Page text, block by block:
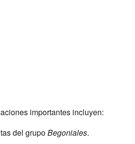
importantes incluyen:
del grupoBegoniales.